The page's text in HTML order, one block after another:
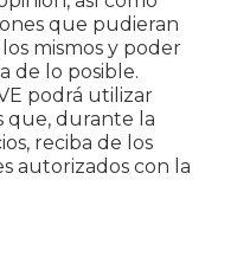
que pudieran
mismos y poder
de lo posible.
podrá utilizar
que, durante la
reciba de los
autorizados con la